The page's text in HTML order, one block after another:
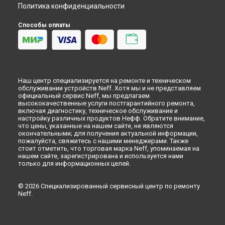
Замена разбрызгивателя посудомоечной машины Neff в
Замена разбрызгивателя посудомоечной машины Neff в
Красноярске
Замена разбрызгивателя посудомоечной машины Neff в
Замена разбрызгивателя посудомоечной машины Neff в
Кирове
Замена разбрызгивателя посудомоечной машины Neff в
Оренбурге
Замена разбрызгивателя посудомоечной машины Neff в
Кемерово
Замена разбрызгивателя посудомоечной машины Neff в
Новокузнецке
Замена разбрызгивателя посудомоечной машины Neff в
Замена разбрызгивателя посудомоечной машины Neff в
Астрахани
Политика конфиденциальности
Способы оплаты
Наш центр специализируется на ремонте и техническом
обслуживании устройств Neff. Хотя мы и не представляем
официальный сервис Neff, мы предлагаем
высококачественные услуги постгарантийного ремонта,
включая диагностику, техническое обслуживание и
настройку различных продуктов Нефф. Обратите внимание,
что цены, указанные на нашем сайте, не являются
окончательными; для получения актуальной информации,
пожалуйста, свяжитесь с нашими менеджерами. Также
стоит отметить, что торговая марка Neff, упоминаемая на
нашем сайте, зарегистрирована и используется нами
только для информационных целей.
© 2026 Специализированный сервисный центр по ремонту
Neff.